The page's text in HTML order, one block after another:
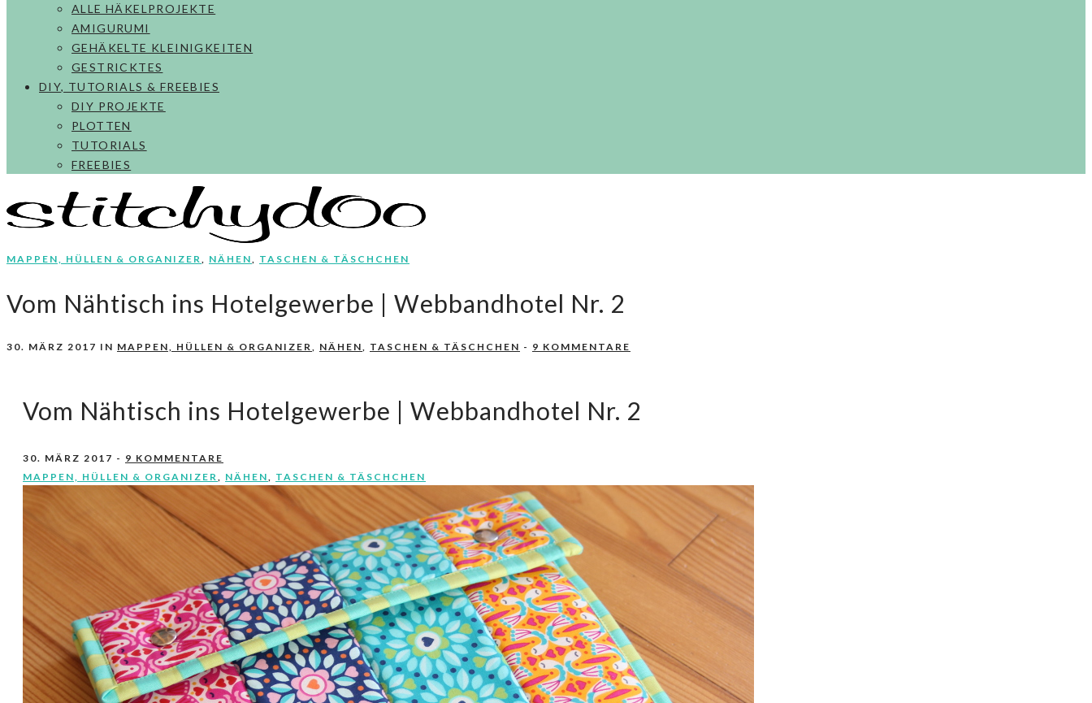
ALLE HÄKELPROJEKTE
AMIGURUMI
GEHÄKELTE KLEINIGKEITEN
GESTRICKTES
DIY, TUTORIALS & FREEBIES
DIY PROJEKTE
PLOTTEN
TUTORIALS
FREEBIES
MAPPEN, HÜLLEN & ORGANIZER, NÄHEN, TASCHEN & TÄSCHCHEN
Vom Nähtisch ins Hotelgewerbe | Webbandhotel Nr. 2
30. MÄRZ 2017 IN MAPPEN, HÜLLEN & ORGANIZER, NÄHEN, TASCHEN & TÄSCHCHEN - 9 KOMMENTARE
Vom Nähtisch ins Hotelgewerbe | Webbandhotel Nr. 2
30. MÄRZ 2017 - 9 KOMMENTARE
MAPPEN, HÜLLEN & ORGANIZER
NÄHEN TASCHEN & TÄSCHCHEN